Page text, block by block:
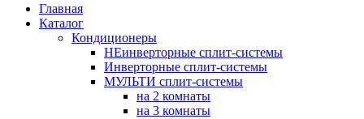
Главная
Каталог
Кондиционеры
НЕинверторные сплит-системы
Инверторные сплит-системы
МУЛЬТИ сплит-системы
на 2 комнаты
на 3 комнаты